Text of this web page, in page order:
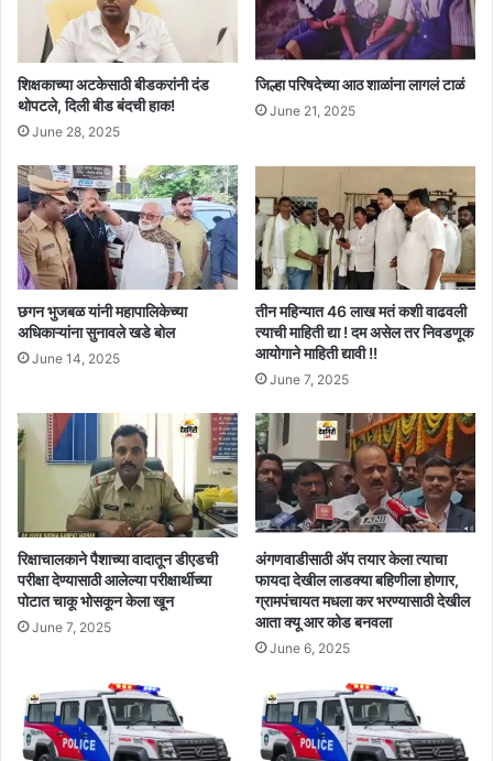
शिक्षकाच्या अटकेसाठी बीडकरांनी दंड
थोपटले, दिली बीड बंदची हाक!
June 28, 2025
जिल्हा परिषदेच्या आठ शाळांना लागलं टाळं
June 21, 2025
छगन भुजबळ यांनी महापालिकेच्या
अधिकाऱ्यांना सुनावले खडे बोल
June 14, 2025
तीन महिन्यात 46 लाख मतं कशी वाढवली
त्याची माहिती द्या ! दम असेल तर निवडणूक
आयोगाने माहिती द्यावी !!
June 7, 2025
रिक्षाचालकाने पैशाच्या वादातून डीएडची
परीक्षा देण्यासाठी आलेल्या परीक्षार्थीच्या
पोटात चाकू भोसकून केला खून
June 7, 2025
अंगणवाडीसाठी ॲप तयार केला त्याचा
फायदा देखील लाडक्या बहिणीला होणार,
ग्रामपंचायत मधला कर भरण्यासाठी देखील
आता क्यू आर कोड बनवला
June 6, 2025